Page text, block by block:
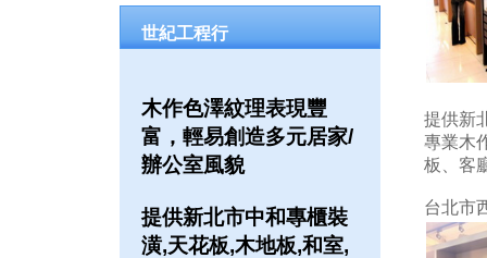
世紀工程行
木作色澤紋理表現豐
富，輕易創造多元居家/
辦公室風貌
提供新北市中和專櫃裝
潢,天花板,木地板,和室,
提供新
專業木
板、客
台北市